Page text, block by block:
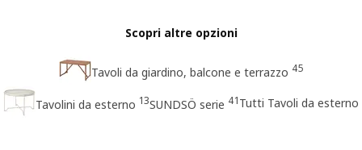
Scopri altre opzioni
Tavoli da giardino, balcone e terrazzo 45
Tavolini da esterno 13SUNDSÖ serie 41Tutti Tavoli da esterno